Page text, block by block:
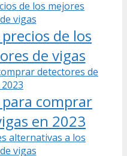
de los
de vigas
comprar
en 2023